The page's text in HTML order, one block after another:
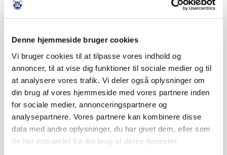
Denne hjemmeside bruger cookies
Vi bruger cookies til at tilpasse vores indhold og
annoncer, til at vise dig funktioner til sociale medier og til
at analysere vores trafik. Vi deler også oplysninger om
din brug af vores hjemmeside med vores partnere inden
for sociale medier, annonceringspartnere og
analysepartnere. Vores partnere kan kombinere disse
data med andre oplysninger, du har givet dem, eller som
de har indsamlet fra din brug af deres tjenester.